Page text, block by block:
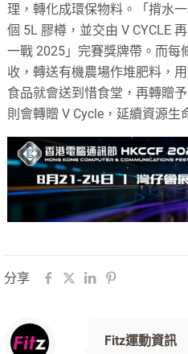
理，轉化成環保物料。「揹水
個 5L 膠樽，並交由 V CYCLE
一戰 2025」完賽獎牌帶。而每
收，轉送有機農場作堆肥料，
食品就會送到惜食堂，再轉贈
則會轉贈 V Cycle，延續資源生
分享
Fitz運動資訊